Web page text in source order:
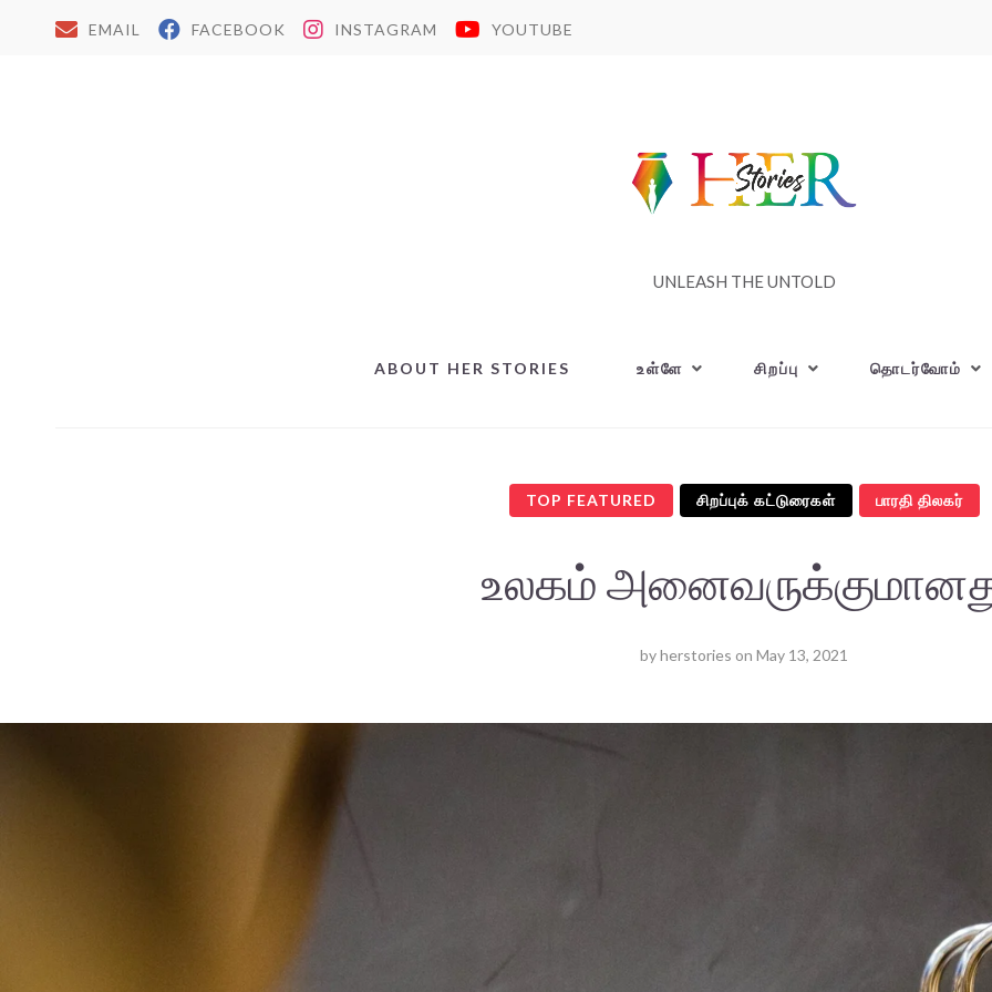
EMAIL FACEBOOK INSTAGRAM YOUTUBE
UNLEASH THE UNTOLD
ABOUT HER STORIES உள்ளே சிறப்பு தொடர்வோம்
TOP FEATURED சிறப்புக் கட்டுரைகள் பாரதி திலகர்
உலகம்
byherstories on May 13, 2021